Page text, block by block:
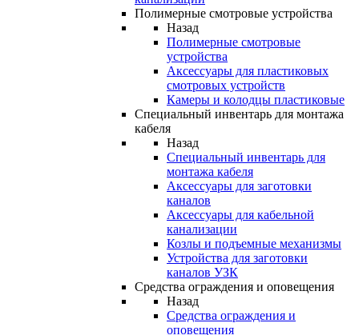
Полимерные смотровые устройства
Назад
Полимерные смотровые
устройства
Аксессуары для пластиковых
смотровых устройств
Камеры и колодцы пластиковые
Специальный инвентарь для монтажа
кабеля
Назад
Специальный инвентарь для
монтажа кабеля
Аксессуары для заготовки
каналов
Аксессуары для кабельной
канализации
Козлы и подъемные механизмы
Устройства для заготовки
каналов УЗК
Средства ограждения и оповещения
Назад
Средства ограждения и
оповещения